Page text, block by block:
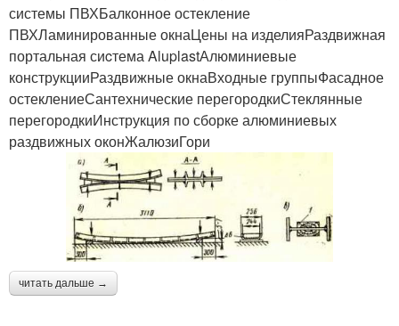
системы ПВХБалконное остекление
ПВХЛаминированные окнаЦены на изделияРаздвижная
портальная сиcтема AluplastАлюминиевые
конструкцииРаздвижные окнаВходные группыФасадное
остеклениеСантехнические перегородкиСтеклянные
перегородкиИнструкция по сборке алюминиевых
раздвижных оконЖалюзиГори
читать дальше →